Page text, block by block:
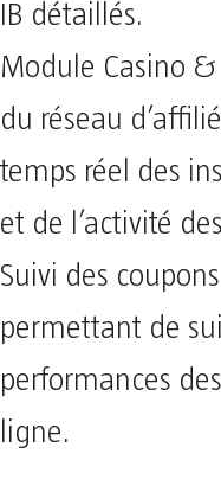
IB détaillés.
Module Casino
du réseau
temps réel des
et de l’activité
Suivi des
permettant de
performances
ligne.